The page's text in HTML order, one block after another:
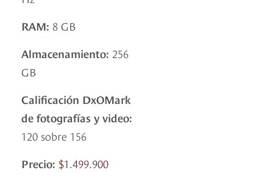
RAM: 8 GB
Almacenamiento: 256
GB
Calificación DxOMark
de fotografías y video:
120 sobre 156
Precio: $1.499.900